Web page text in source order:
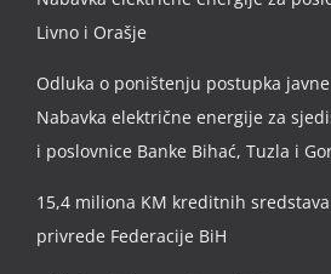
Livno i Orašje
Odluka o poništenju postupka javne
Nabavka električne energije za
i poslovnice Banke Bihać, Tuzla i
15,4 miliona KM kreditnih
privrede Federacije BiH